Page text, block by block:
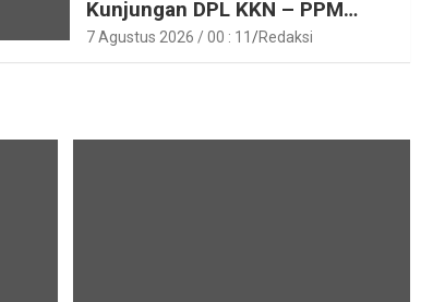
Kunjungan DPL KKN – PPM
Unand
7 Agustus 2026 / 00 : 11 Redaksi